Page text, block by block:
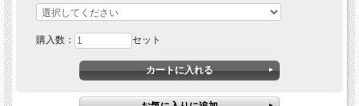
購入数： セット